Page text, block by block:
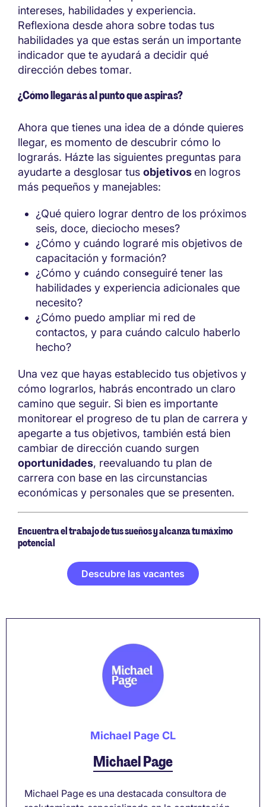
intereses, habilidades y experiencia.
Reflexiona desde ahora sobre todas tus
habilidades ya que estas serán un importante
indicador que te ayudará a decidir qué
dirección debes tomar.
¿Cómo llegarás al punto que aspiras?
Ahora que tienes una idea de a dónde quieres
llegar, es momento de descubrir cómo lo
lograrás. Házte las siguientes preguntas para
ayudarte a desglosar tus objetivosen logros
más pequeños y manejables:
¿Qué quiero lograr dentro de los próximos
seis, doce, dieciocho meses?
¿Cómo y cuándo lograré mis objetivos de
capacitación y formación?
¿Cómo y cuándo conseguiré tener las
habilidades y experiencia adicionales que
necesito?
¿Cómo puedo ampliar mi red de
contactos, y para cuándo calculo haberlo
hecho?
Una vez que hayas establecido tus objetivos y
cómo lograrlos, habrás encontrado un claro
camino que seguir. Si bien es importante
monitorear el progreso de tu plan de carrera y
apegarte a tus objetivos, también está bien
cambiar de dirección cuando surgen
oportunidades, reevaluando tu plan de
carrera con base en las circunstancias
económicas y personales que se presenten.
Encuentra el trabajo de tus sueños y alcanza tu máximo
potencial
Descubre las vacantes
Michael Page CL
Michael Page
Michael Page es una destacada consultora de